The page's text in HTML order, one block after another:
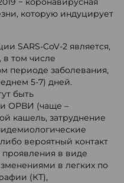
которую индуцирует
SARS-CoV-2 является,
в том числе
периоде заболевания,
5-7) дней.
быть
ОРВИ (чаще –
кашель, затруднение
вероятный контакт
проявления в виде
в легких по
(КТ),